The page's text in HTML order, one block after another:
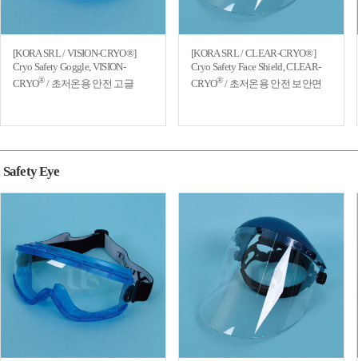
[KORA SRL / VISION-CRYO®]
Cryo Safety Goggle, VISION-
CRYO®/ 초저온용 안전 고글
[KORA SRL / CLEAR-CRYO®]
Cryo Safety Face Shield, CLEAR-
CRYO®/ 초저온용 안전 보안면
Safety Eye